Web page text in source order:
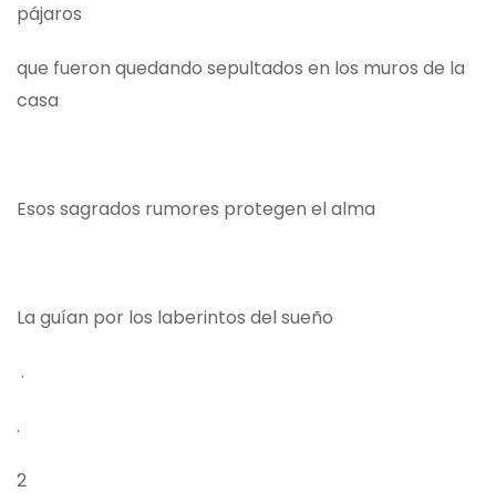
pájaros
que fueron quedando sepultados en los muros de la
casa
Esos sagrados rumores protegen el alma
La guían por los laberintos del sueño
.
.
2